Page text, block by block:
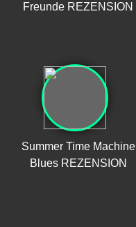
Freunde REZENSION
Summer Time Machine
Blues REZENSION